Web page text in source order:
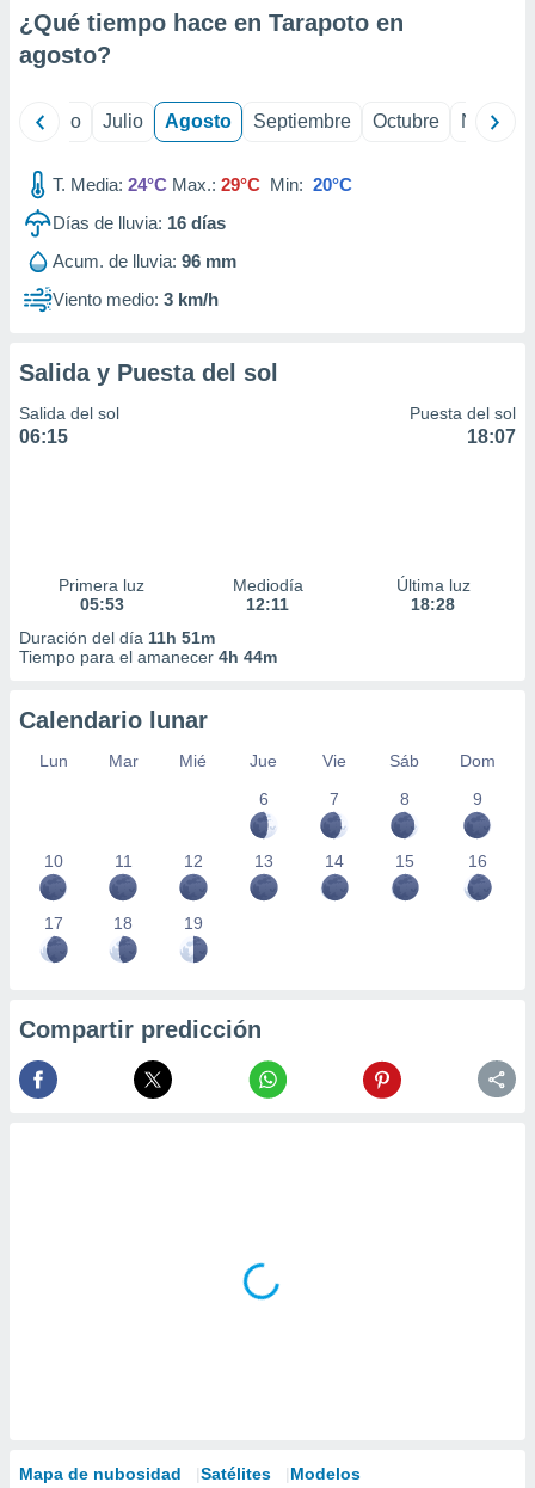
mediante
publicidad
de
1199
¿Qué tiempo hace en Tarapoto en
agosto?
Junio Julio Agosto Septiembre Octubre
T. Media: 24°C Max.: 29°C Min: 20°C
Días de lluvia: 16 días
Acum. de lluvia: 96 mm
Viento medio: 3 km/h
Salida y Puesta del sol
Salida del sol
06:15
Puesta del sol
18:07
Primera luz
05:53
Mediodía
12:11
Última luz
18:28
Duración del día 11h 51m
Tiempo para el amanecer 4h 44m
Calendario lunar
Lun Mar Mié Jue Vie Sáb
Dom
6
7 8 9
10 11 12 13 14 15 16
17 18 19
Compartir predicción
Mapa de nubosidad Satélites Modelos